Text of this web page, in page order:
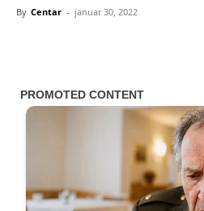
By Centar - januar 30, 2022